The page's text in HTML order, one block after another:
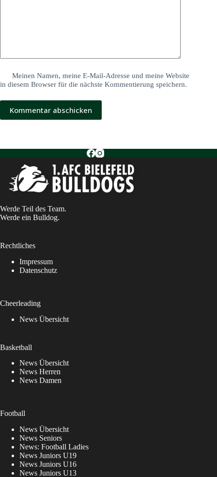
Meinen Namen, meine E-Mail-Adresse und meine Website
in diesem Browser für die nächste Kommentierung speichern.
Kommentar abschicken
Werde Teil des Team.
Werde ein Bulldog.
Rechtliches
Impressum
Datenschutz
Cheerleading
News Übersicht
Basketball
News Übersicht
News Herren
News Damen
Football
News Übersicht
News Seniors
News: Football Ladies
News Juniors U19
News Juniors U16
News Juniors U13